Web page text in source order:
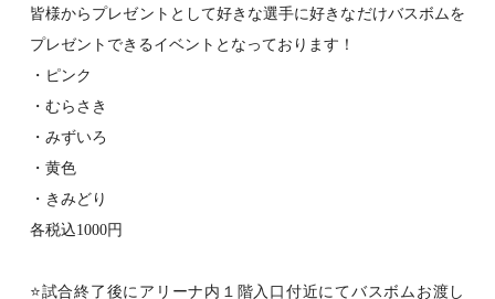
皆様からプレゼントとして好きな選手に好きなだけバスボムを
プレゼントできるイベントとなっております！
・ピンク
・むらさき
・みずいろ
・黄色
・きみどり
各税込1000円
⭐️試合終了後にアリーナ内１階入口付近にてバスボムお渡し